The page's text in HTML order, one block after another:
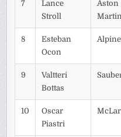
7
Lance
Stroll
Aston
Martin
8
Esteban
Ocon
Alpine
9
Valtteri
Bottas
10
Oscar
Piastri